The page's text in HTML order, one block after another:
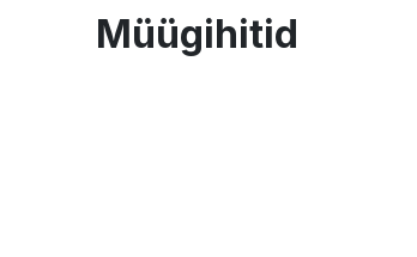
Müügihitid